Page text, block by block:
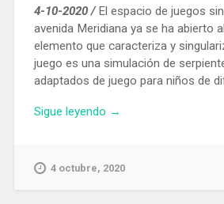
4-10-2020 /El espacio de juegos
avenida Meridiana ya se ha abierto
elemento que caracteriza y
juego es una simulación de
adaptados de juego para niños de
Sigue leyendo «Nuevo
juegos
→
4 octubre, 2020